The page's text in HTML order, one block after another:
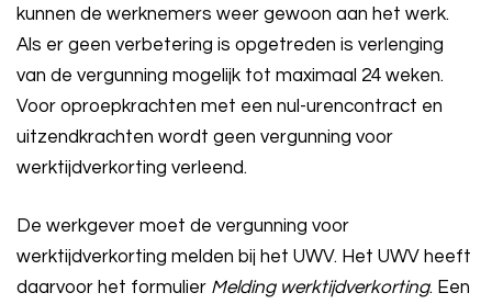
kunnen de werknemers weer gewoon aan het werk.
Als er geen verbetering is opgetreden is verlenging
van de vergunning mogelijk tot maximaal 24 weken.
Voor oproepkrachten met een nul-urencontract en
uitzendkrachten wordt geen vergunning voor
werktijdverkorting verleend.
De werkgever moet de vergunning voor
werktijdverkorting melden bij het UWV. Het UWV heeft
daarvoor het formulier Melding werktijdverkorting. Een